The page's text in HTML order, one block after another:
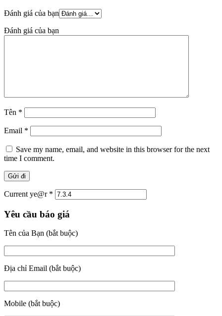
Đánh giá của bạn
Đánh giá của bạn
Tên *
Email *
Save my name, email, and website in this browser for the next
time I comment.
Current ye@r *
Yêu cầu báo giá
Tên của Bạn (bắt buộc)
Địa chỉ Email (bắt buộc)
Mobile (bắt buộc)